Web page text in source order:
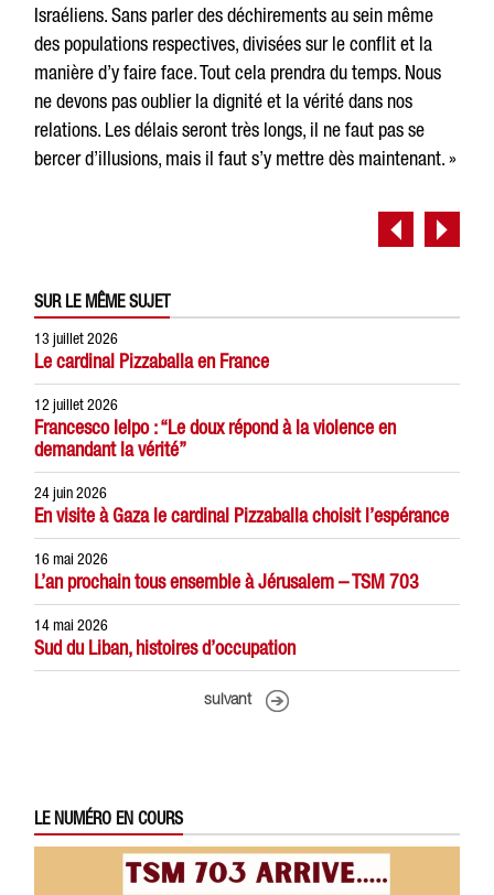
Israéliens. Sans parler des déchirements au sein même
des populations respectives, divisées sur le conflit et la
manière d’y faire face. Tout cela prendra du temps. Nous
ne devons pas oublier la dignité et la vérité dans nos
relations. Les délais seront très longs, il ne faut pas se
bercer d’illusions, mais il faut s’y mettre dès maintenant. »
SUR LE MÊME SUJET
13 juillet 2026
Le cardinal Pizzaballa en France
12 juillet 2026
Francesco Ielpo : “Le doux répond à la violence en
demandant la vérité”
24 juin 2026
En visite à Gaza le cardinal Pizzaballa choisit l’espérance
16 mai 2026
L’an prochain tous ensemble à Jérusalem – TSM 703
14 mai 2026
Sud du Liban, histoires d’occupation
suivant
LE NUMÉRO EN COURS